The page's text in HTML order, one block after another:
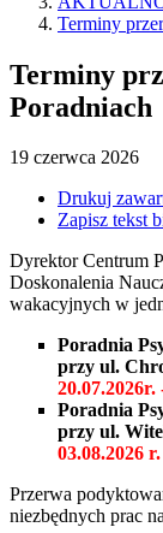
Terminy
Terminy
Poradniach
19 czerwca 2026
Drukuj
Zapisz tekst
Dyrektor Centrum
Doskonalenia
wakacyjnych w
Poradnia
przy ul.
Poradnia
przy ul.
03.08.2026
Przerwa
niezbędnych prac